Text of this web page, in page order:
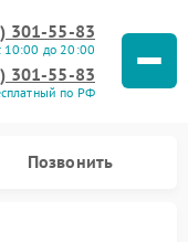
301-55-83
10:00 до 20:00
301-55-83
по РФ
Позвонить